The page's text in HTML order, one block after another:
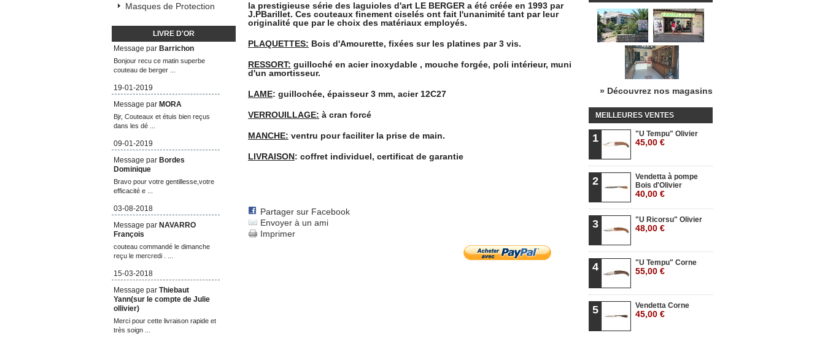
Masques de Protection
LIVRE D'OR
Message par Barrichon
Bonjour recu ce matin superbe
couteau de berger ...
19-01-2019
Message par MORA
Bjr, Couteaux et étuis bien reçus
dans les dé ...
09-01-2019
Message par Bordes
Dominique
Bravo pour votre gentillesse,votre
efficacité e ...
03-08-2018
Message par NAVARRO
François
couteau commandé le dimanche
reçu le mercredi . ...
15-03-2018
Message par Thiebaut
Yann(sur le compte de Julie
ollivier)
Merci pour cette livraison rapide et
très soign ...
la prestigieuse série des laguioles d'art LE BERGER a été créée en 1993 par
J.PBarillet. Ces couteaux finement ciselés ont fait l'unanimité tant par leur
originalité que par le choix des matériaux employés.
PLAQUETTES: Bois d'Amourette, fixées sur les platines par 3 vis.
RESSORT: guilloché en acier inoxydable , mouche forgée, poli intérieur, muni
d'un amortisseur.
LAME: guillochée, épaisseur 3 mm, acier 12C27
VERROUILLAGE: à cran forcé
MANCHE: ventru pour faciliter la prise de main.
LIVRAISON: coffret individuel, certificat de garantie
Partager sur Facebook
Envoyer à un ami
Imprimer
» Découvrez nos magasins
MEILLEURES VENTES
1 "U Tempu" Olivier
45,00 €
2
Vendetta à pompe
Bois d'Olivier
40,00 €
3 "U Ricorsu" Olivier
48,00 €
4 "U Tempu" Corne
55,00 €
5 Vendetta Corne
45,00 €